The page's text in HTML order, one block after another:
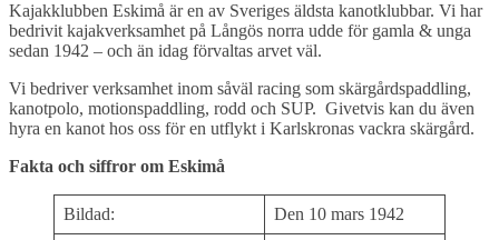
Kajakklubben Eskimå är en av Sveriges äldsta kanotklubbar. Vi har
bedrivit kajakverksamhet på Långös norra udde för gamla & unga
sedan 1942 – och än idag förvaltas arvet väl.
Vi bedriver verksamhet inom såväl racing som skärgårdspaddling,
kanotpolo, motionspaddling, rodd och SUP. Givetvis kan du även
hyra en kanot hos oss för en utflykt i Karlskronas vackra skärgård.
Fakta och siffror om Eskimå
Bildad: Den 10 mars 1942